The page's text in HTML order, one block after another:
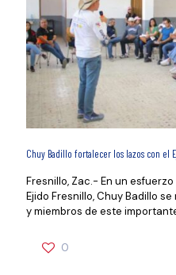
Chuy Badillo fortalecer los lazos con el
Fresnillo, Zac.- En un
Ejido Fresnillo, Chuy Badillo
y miembros de este
0